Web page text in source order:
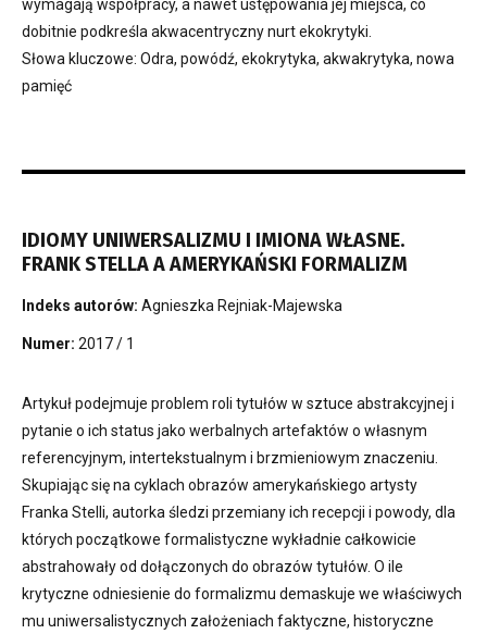
wymagają współpracy, a nawet ustępowania jej miejsca, co
dobitnie podkreśla akwacentryczny nurt ekokrytyki.
Słowa kluczowe: Odra, powódź, ekokrytyka, akwakrytyka, nowa
pamięć
IDIOMY UNIWERSALIZMU I IMIONA WŁASNE.
FRANK STELLA A AMERYKAŃSKI FORMALIZM
Indeks autorów: Agnieszka Rejniak-Majewska
Numer: 2017 / 1
Artykuł podejmuje problem roli tytułów w sztuce abstrakcyjnej i
pytanie o ich status jako werbalnych artefaktów o własnym
referencyjnym, intertekstualnym i brzmieniowym znaczeniu.
Skupiając się na cyklach obrazów amerykańskiego artysty
Franka Stelli, autorka śledzi przemiany ich recepcji i powody, dla
których początkowe formalistyczne wykładnie całkowicie
abstrahowały od dołączonych do obrazów tytułów. O ile
krytyczne odniesienie do formalizmu demaskuje we właściwych
mu uniwersalistycznych założeniach faktyczne, historyczne